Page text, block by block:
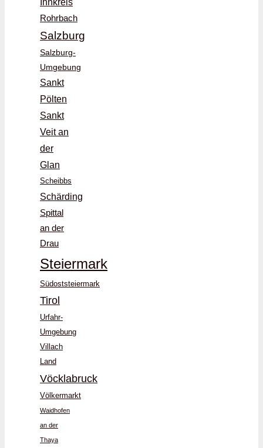
Innkreis
Rohrbach
Salzburg
Salzburg-
Umgebung
Sankt
Pölten
Sankt
Veit an
der
Glan
Scheibbs
Schärding
Spittal
an der
Drau
Steiermark
Südoststeiermark
Tirol
Urfahr-
Umgebung
Villach
Land
Vöcklabruck
Völkermarkt
Waidhofen
an der
Thaya